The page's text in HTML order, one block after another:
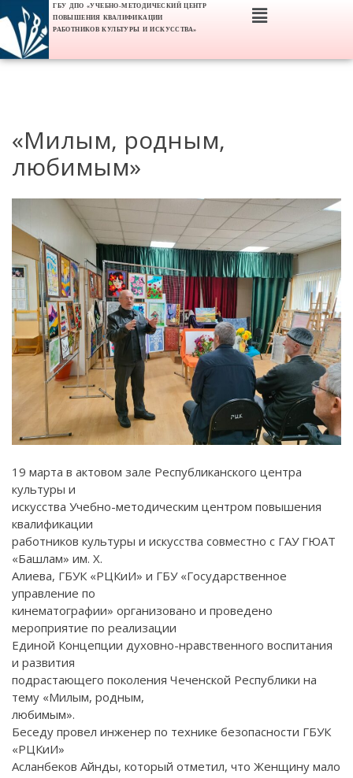
ГБУ ДПО «УЧЕБНО-МЕТОДИЧЕСКИЙ ЦЕНТР
ПОВЫШЕНИЯ КВАЛИФИКАЦИИ
РАБОТНИКОВ КУЛЬТУРЫ И ИСКУССТВА»
«Милым, родным,
любимым»
19 марта в актовом зале Республиканского центра
культуры и
искусства Учебно-методическим центром повышения
квалификации
работников культуры и искусства совместно с ГАУ ГЮАТ
«Башлам» им. Х.
Алиева, ГБУК «РЦКиИ» и ГБУ «Государственное
управление по
кинематографии» организовано и проведено
мероприятие по реализации
Единой Концепции духовно-нравственного воспитания
и развития
подрастающего поколения Чеченской Республики на
тему «Милым, родным,
любимым».
Беседу провел инженер по технике безопасности ГБУК
«РЦКиИ»
Асланбеков Айнды, который отметил, что Женщину мало